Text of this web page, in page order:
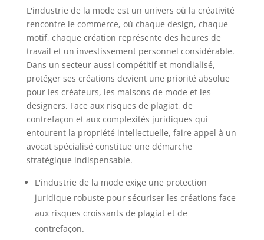
L'industrie de la mode est un univers où la créativité
rencontre le commerce, où chaque design, chaque
motif, chaque création représente des heures de
travail et un investissement personnel considérable.
Dans un secteur aussi compétitif et mondialisé,
protéger ses créations devient une priorité absolue
pour les créateurs, les maisons de mode et les
designers. Face aux risques de plagiat, de
contrefaçon et aux complexités juridiques qui
entourent la propriété intellectuelle, faire appel à un
avocat spécialisé constitue une démarche
stratégique indispensable.
L'industrie de la mode exige une protection
juridique robuste pour sécuriser les créations face
aux risques croissants de plagiat et de
contrefaçon.